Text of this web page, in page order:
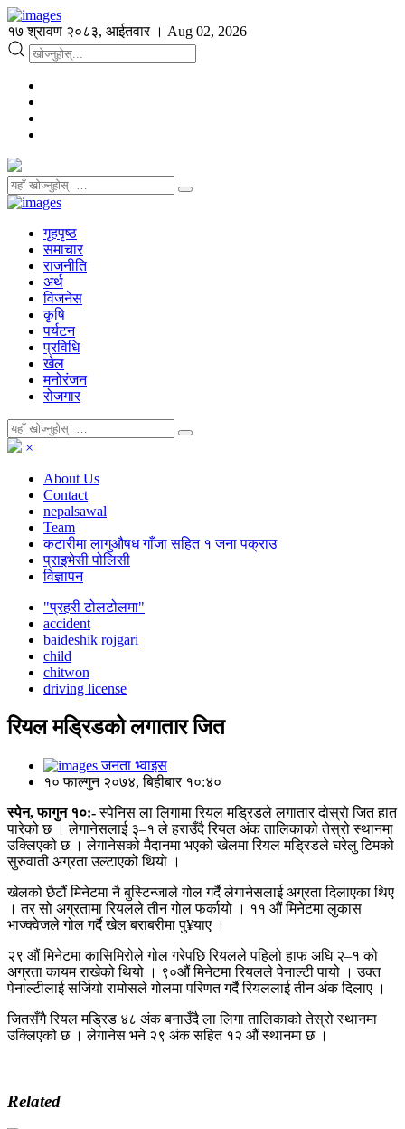
१७ श्रावण २०८३, आईतवार । Aug 02, 2026
गृहपृष्ठ
समाचार
राजनीति
अर्थ
विजनेस
कृषि
पर्यटन
प्रविधि
खेल
मनोरंजन
रोजगार
×
About Us
Contact
nepalsawal
Team
कटारीमा लागुऔषध गाँजा सहित १ जना पक्राउ
प्राइभेसी पोलिसी
विज्ञापन
"प्रहरी टोलटोलमा"
accident
baideshik rojgari
child
chitwon
driving license
रियल मड्रिडको लगातार जित
जनता भ्वाइस
१० फाल्गुन २०७४, बिहीबार १०:४०
स्पेन, फागुन १०:-स्पेनिस ला लिगामा रियल मड्रिडले लगातार दोस्रो जित हात
पारेको छ । लेगानेसलाई ३–१ ले हराउँदै रियल अंक तालिकाको तेस्रो स्थानमा
उक्लिएको छ । लेगानेसको मैदानमा भएको खेलमा रियल मड्रिडले घरेलु टिमको
सुरुवाती अग्रता उल्टाएको थियो ।
खेलको छैटौं मिनेटमा नै बुस्टिन्जाले गोल गर्दै लेगानेसलाई अग्रता दिलाएका थिए
। तर सो अग्रतामा रियलले तीन गोल फर्कायो । ११ औं मिनेटमा लुकास
भाज्क्वेजले गोल गर्दै खेल बराबरीमा पु¥याए ।
२९ औं मिनेटमा कासिमिरोले गोल गरेपछि रियलले पहिलो हाफ अघि २–१ को
अग्रता कायम राखेको थियो । ९०औं मिनेटमा रियलले पेनाल्टी पायो । उक्त
पेनाल्टीलाई सर्जियो रामोसले गोलमा परिणत गर्दै रियललाई तीन अंक दिलाए ।
जितसँगै रियल मड्रिड ४८ अंक बनाउँदै ला लिगा तालिकाको तेस्रो स्थानमा
उक्लिएको छ । लेगानेस भने २९ अंक सहित १२ औं स्थानमा छ ।
Related